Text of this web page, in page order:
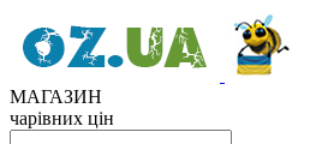
МАГАЗИН
чарівних цін